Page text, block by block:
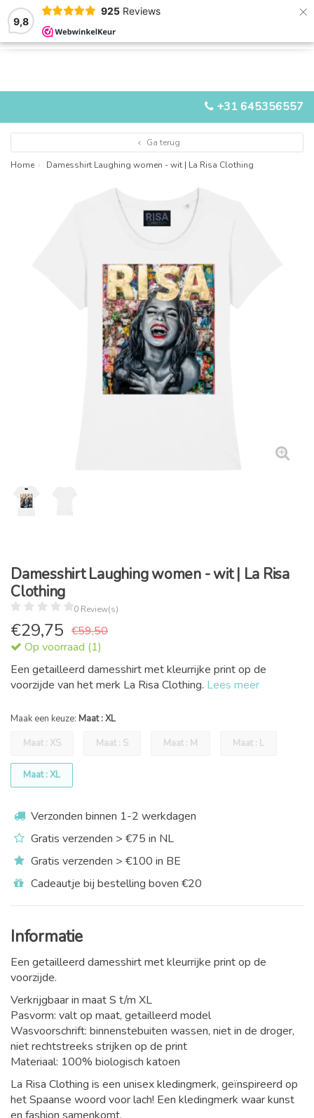
9,8
925 Reviews ×
+31 645356557
MENU
Ga terug
Home
Damesshirt Laughing women - wit | La Risa Clothing
Damesshirt Laughing women - wit | La Risa
Clothing
0 Review(s)
€29,75 €59,50
Op voorraad (1)
Een getailleerd damesshirt met kleurrijke print op de
voorzijde van het merk La Risa Clothing. Lees meer
Maak een keuze: Maat : XL
Maat : XS
Maat : S Maat : M Maat : L
Maat : XL
Verzonden binnen 1-2 werkdagen
Gratis verzenden > €75 in NL
Gratis verzenden > €100 in BE
Cadeautje bij bestelling boven €20
Informatie
Een getailleerd damesshirt met kleurrijke print op de
voorzijde.
Verkrijgbaar in maat S t/m XL
Pasvorm: valt op maat, getailleerd model
Wasvoorschrift: binnenstebuiten wassen, niet in de droger,
niet rechtstreeks strijken op de print
Materiaal: 100% biologisch katoen
La Risa Clothing is een unisex kledingmerk, geïnspireerd op
het Spaanse woord voor lach! Een kledingmerk waar kunst
en fashion samenkomt.